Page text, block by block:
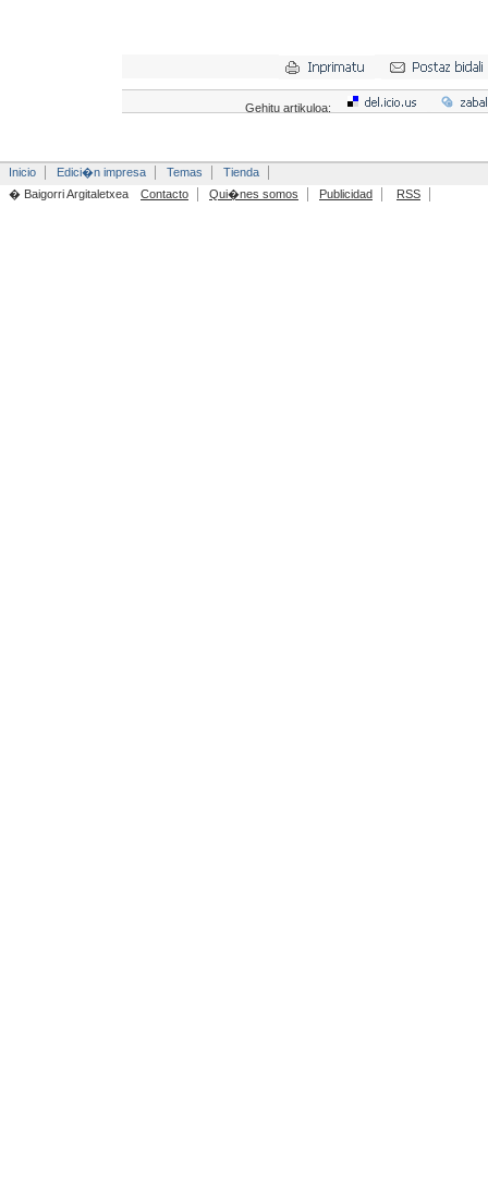
Gehitu artikuloa:
Inicio Edici�n impresa Temas
Tienda
� Baigorri Argitaletxea
Contacto Qui�nes somos Publicidad RSS